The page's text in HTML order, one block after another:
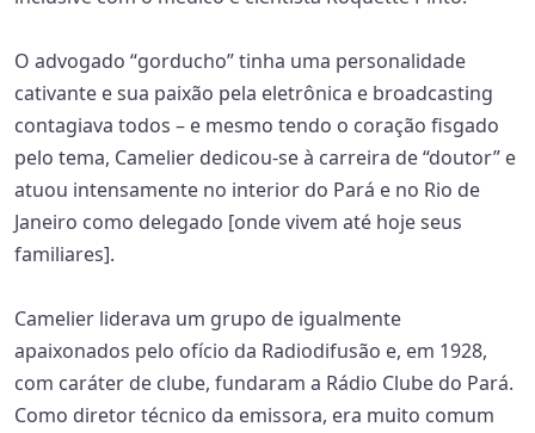
O advogado “gorducho” tinha uma personalidade
cativante e sua paixão pela eletrônica e broadcasting
contagiava todos – e mesmo tendo o coração fisgado
pelo tema, Camelier dedicou-se à carreira de “doutor” e
atuou intensamente no interior do Pará e no Rio de
Janeiro como delegado [onde vivem até hoje seus
familiares].
Camelier liderava um grupo de igualmente
apaixonados pelo ofício da Radiodifusão e, em 1928,
com caráter de clube, fundaram a Rádio Clube do Pará.
Como diretor técnico da emissora, era muito comum